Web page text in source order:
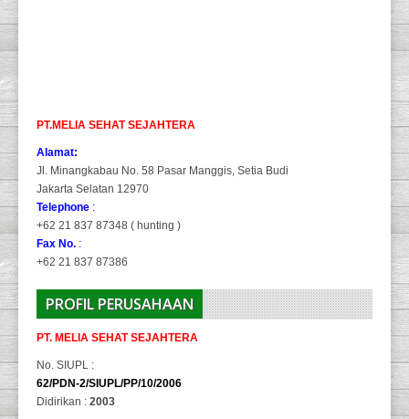
PT.MELIA SEHAT SEJAHTERA
Alamat:
Jl. Minangkabau No. 58 Pasar Manggis, Setia Budi
Jakarta Selatan 12970
Telephone :
+62 21 837 87348 ( hunting )
Fax No. :
+62 21 837 87386
PROFIL PERUSAHAAN
PT. MELIA SEHAT SEJAHTERA
No. SIUPL :
62/PDN-2/SIUPL/PP/10/2006
Didirikan : 2003